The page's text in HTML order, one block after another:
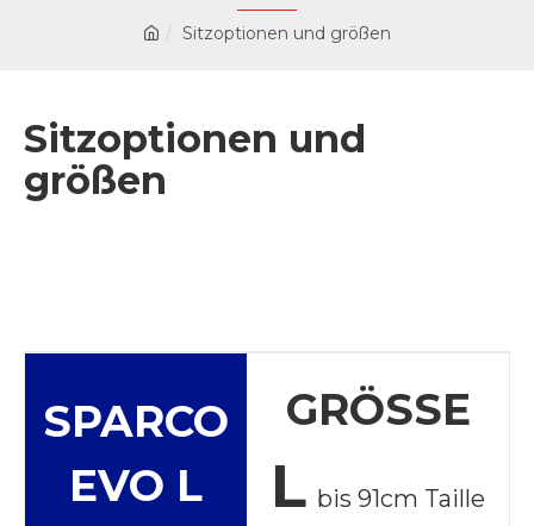
Sitzoptionen und größen
Sitzoptionen und
größen
SPARCO
EVO L
GRÖSSE
L bis 91cm Taille